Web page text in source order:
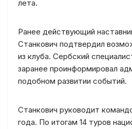
лета.
Ранее действующий
Станкович подтвердил
из клуба. Сербский
заранее проинформировал
подобном развитии событий.
Станкович руководит
года. По итогам 14 туров